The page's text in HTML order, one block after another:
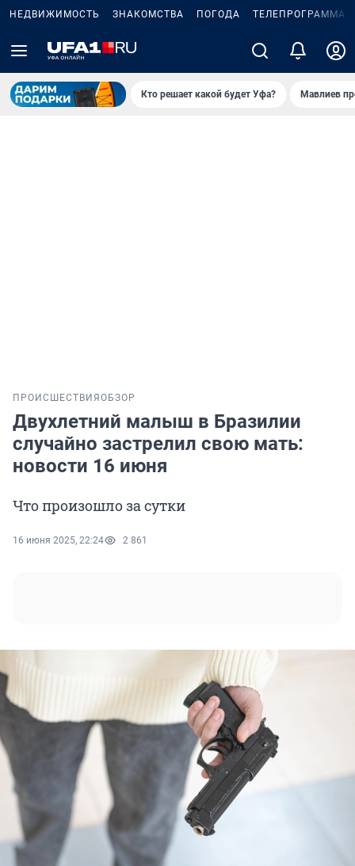
НЕДВИЖИМОСТЬ ЗНАКОМСТВА ПОГОДА ТЕЛЕПРОГРАММА
Кто решает какой будет Уфа? Мавлиев
ПРОИСШЕСТВИЯ ОБЗОР
Двухлетний малыш в Бразилии
случайно застрелил свою мать:
новости 16 июня
Что произошло за сутки
16 июня 2025, 22:24 2 861